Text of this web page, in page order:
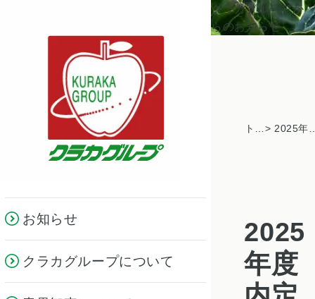
お知らせ
クラカグループについて
クラカグループか
らのお知らせ
トピックス一覧 > 2025年度内定式と勉強会を開
2025
年度